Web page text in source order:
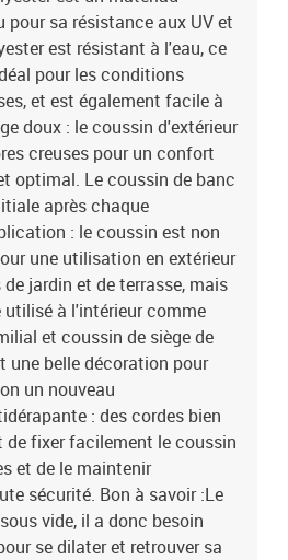
pour sa résistance aux UV et
est résistant à l'eau, ce
pour les conditions
et est également facile à
doux : le coussin d'extérieur
creuses pour un confort
optimal. Le coussin de banc
après chaque
: le coussin est non
une utilisation en extérieur
jardin et de terrasse, mais
utilisé à l'intérieur comme
et coussin de siège de
une belle décoration pour
un nouveau
: des cordes bien
fixer facilement le coussin
et de le maintenir
sécurité. Bon à savoir :Le
vide, il a donc besoin
se dilater et retrouver sa